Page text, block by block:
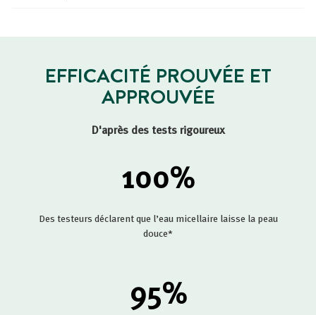
EFFICACITÉ PROUVÉE ET
APPROUVÉE
D'après des tests rigoureux
100%
Des testeurs déclarent que l’eau micellaire laisse la peau
douce*
95%